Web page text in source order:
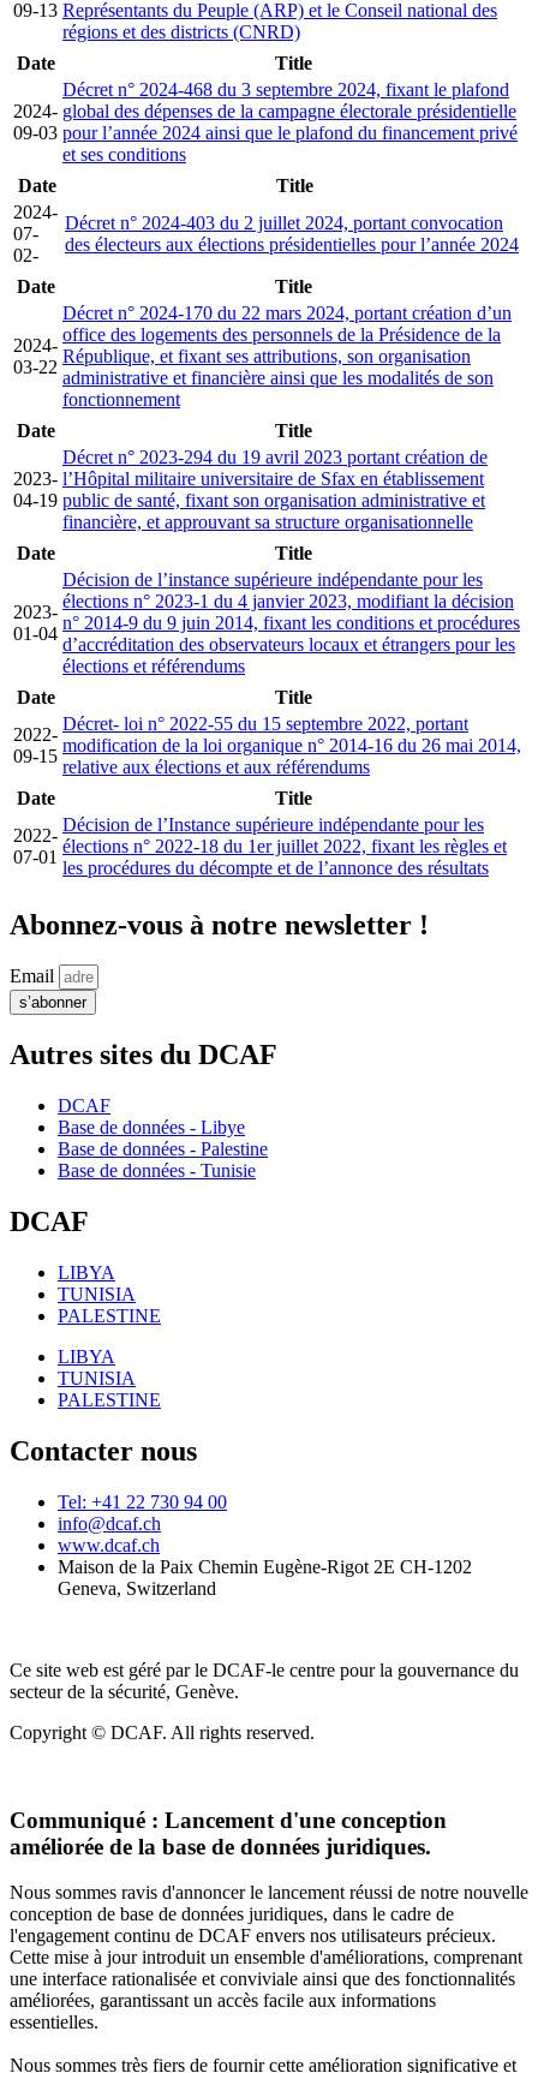
09-13 Représentants du Peuple (ARP) et le Conseil national des
régions et des districts (CNRD)
Date
Title
2024-
09-03
Décret n° 2024-468 du 3 septembre 2024, fixant le plafond
global des dépenses de la campagne électorale présidentielle
pour l’année 2024 ainsi que le plafond du financement privé
et ses conditions
Date
Title
2024-
07-
02-
Décret n° 2024-403 du 2 juillet 2024, portant convocation
des électeurs aux élections présidentielles pour l’année 2024
Date Title
2024-
03-22
Décret n° 2024-170 du 22 mars 2024, portant création d’un
office des logements des personnels de la Présidence de la
République, et fixant ses attributions, son organisation
administrative et financière ainsi que les modalités de son
fonctionnement
Date
Title
2023-
04-19
Décret n° 2023-294 du 19 avril 2023 portant création de
l’Hôpital militaire universitaire de Sfax en établissement
public de santé, fixant son organisation administrative et
financière, et approuvant sa structure organisationnelle
Date
Title
2023-
01-04
Décision de l’instance supérieure indépendante pour les
élections n° 2023-1 du 4 janvier 2023, modifiant la décision
n° 2014-9 du 9 juin 2014, fixant les conditions et procédures
d’accréditation des observateurs locaux et étrangers pour les
élections et référendums
Date
Title
2022-
09-15
Décret- loi n° 2022-55 du 15 septembre 2022, portant
modification de la loi organique n° 2014-16 du 26 mai 2014,
relative aux élections et aux référendums
Date
Title
2022-
07-01
Décision de l’Instance supérieure indépendante pour les
élections n° 2022-18 du 1er juillet 2022, fixant les règles et
les procédures du décompte et de l’annonce des résultats
Abonnez-vous à notre newsletter !
Email
s’abonner
Autres sites du DCAF
DCAF
Base de données - Libye
Base de données - Palestine
Base de données - Tunisie
DCAF
LIBYA
TUNISIA
PALESTINE
LIBYA
TUNISIA
PALESTINE
Contacter nous
Tel: +41 22 730 94 00
info@dcaf.ch
www.dcaf.ch
Maison de la Paix Chemin Eugène-Rigot 2E CH-1202
Geneva, Switzerland
Ce site web est géré par le DCAF-le centre pour la gouvernance du
secteur de la sécurité, Genève.
Copyright © DCAF. All rights reserved.
Communiqué : Lancement d'une conception
améliorée de la base de données juridiques.
Nous sommes ravis d'annoncer le lancement réussi de notre nouvelle
conception de base de données juridiques, dans le cadre de
l'engagement continu de DCAF envers nos utilisateurs précieux.
Cette mise à jour introduit un ensemble d'améliorations, comprenant
une interface rationalisée et conviviale ainsi que des fonctionnalités
améliorées, garantissant un accès facile aux informations
essentielles.
Nous sommes très fiers de fournir cette amélioration significative et